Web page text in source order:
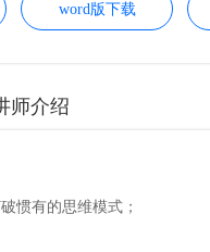
word版下载
师介绍
惯有的思维模式；